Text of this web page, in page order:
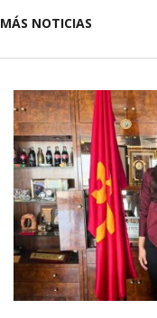
MÁS NOTICIAS